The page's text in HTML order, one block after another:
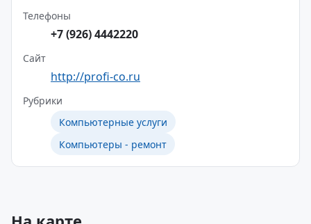
Телефоны
+7 (926) 4442220
Сайт
http://profi-co.ru
Рубрики
Компьютерные услуги
Компьютеры - ремонт